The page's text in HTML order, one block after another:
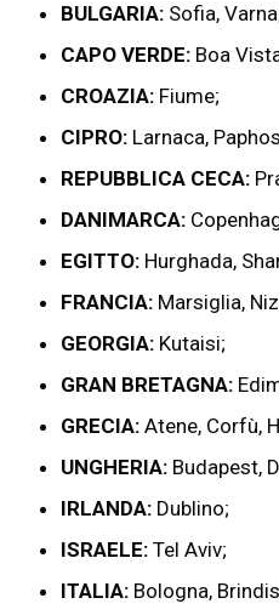
BULGARIA: Sofia,
CAPO VERDE: Boa
CROAZIA: Fiume;
CIPRO: Larnaca,
REPUBBLICA CECA:
DANIMARCA:
EGITTO: Hurghada,
FRANCIA: Marsiglia,
GEORGIA: Kutaisi;
GRAN BRETAGNA:
GRECIA: Atene, Corfù,
UNGHERIA: Budapest,
IRLANDA: Dublino;
ISRAELE: Tel Aviv;
ITALIA: Bologna,